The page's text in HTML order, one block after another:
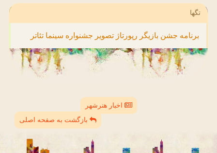
تگها
برنامه جشن بازیگر رپورتاژ تصویر جشنواره سینما تئاتر
اخبار هنرشهر
بازگشت به صفحه اصلی